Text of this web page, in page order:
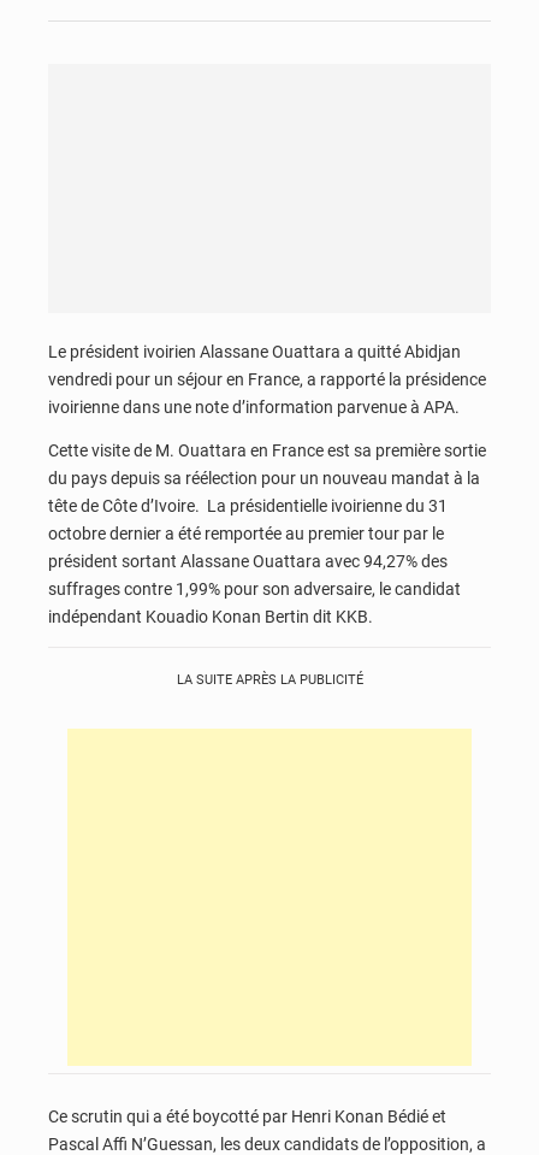
Le président ivoirien Alassane Ouattara a quitté Abidjan
vendredi pour un séjour en France, a rapporté la présidence
ivoirienne dans une note d’information parvenue à APA.
Cette visite de M. Ouattara en France est sa première sortie
du pays depuis sa réélection pour un nouveau mandat à la
tête de Côte d’Ivoire. La présidentielle ivoirienne du 31
octobre dernier a été remportée au premier tour par le
président sortant Alassane Ouattara avec 94,27% des
suffrages contre 1,99% pour son adversaire, le candidat
indépendant Kouadio Konan Bertin dit KKB.
LA SUITE APRÈS LA PUBLICITÉ
Ce scrutin qui a été boycotté par Henri Konan Bédié et
Pascal Affi N’Guessan, les deux candidats de l’opposition, a